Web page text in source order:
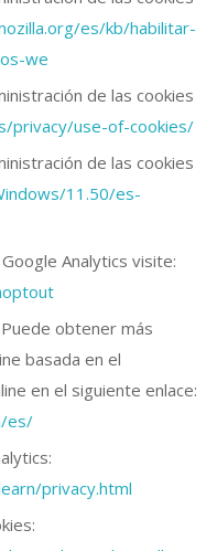
es/kb/habilitar-
we
de las cookies
privacy/use-of-cookies/
de las cookies
11.50/es-
Analytics visite:
obtener más
basada en el
en el siguiente enlace:
es/
privacy.html